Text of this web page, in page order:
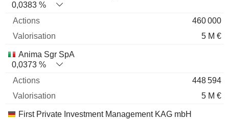
0,0383 %
460 000
5 M €
Anima Sgr SpA
0,0373 %
448 594
5 M €
First Private Investment Management KAG mbH